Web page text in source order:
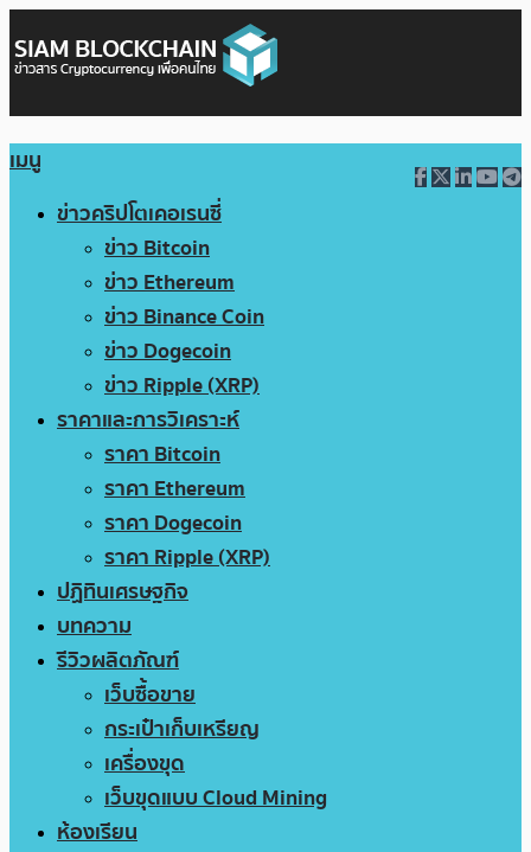
เมนู
ข่าวคริปโตเคอเรนซี่
ข่าว Bitcoin
ข่าว Ethereum
ข่าว Binance Coin
ข่าว Dogecoin
ข่าว Ripple (XRP)
ราคาและการวิเคราะห์
ราคา Bitcoin
ราคา Ethereum
ราคา Dogecoin
ราคา Ripple (XRP)
ปฏิทินเศรษฐกิจ
บทความ
รีวิวผลิตภัณฑ์
เว็บซื้อขาย
กระเป๋าเก็บเหรียญ
เครื่องขุด
เว็บขุดแบบ Cloud Mining
ห้องเรียน